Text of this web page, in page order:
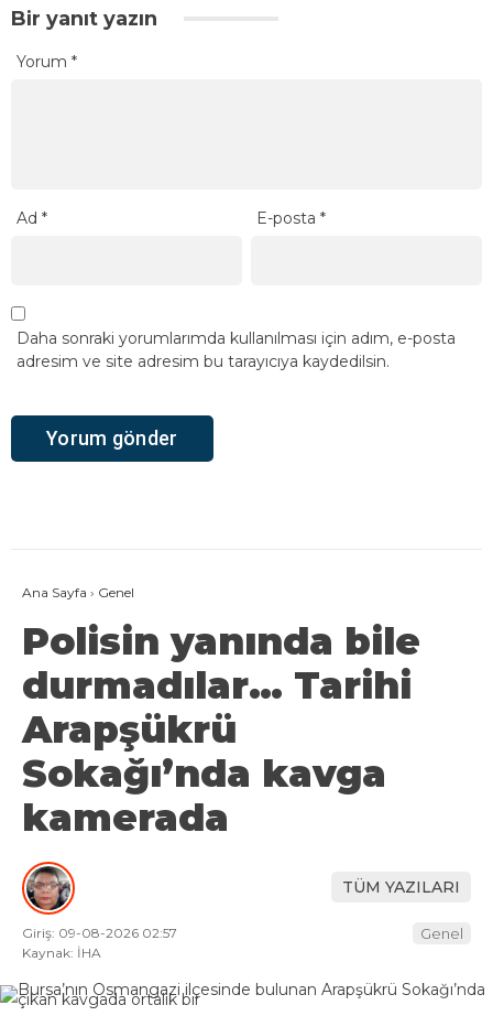
Bir yanıt yazın
Yorum *
Ad * E-posta*
Daha sonraki yorumlarımda kullanılması için adım, e-posta
adresim ve site adresim bu tarayıcıya kaydedilsin.
Ana Sayfa › Genel
Polisin yanında bile
durmadılar… Tarihi
Arapşükrü
Sokağı’nda kavga
kamerada
TÜM YAZILARI
Giriş: 09-08-2026 02:57
Kaynak: İHA
Genel